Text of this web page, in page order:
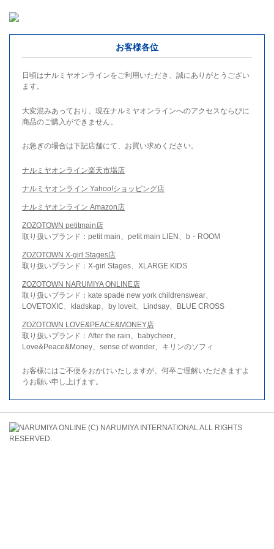
お客様各位
日頃はナルミヤオンラインをご利用いただき、誠にありがとうござい
ます。
大変混みあっており、現在ナルミヤオンラインへのアクセスならびに
商品のご購入ができません。
お急ぎの場合は下記店舗にて、お買い求めください。
ナルミヤオンライン楽天市場店
ナルミヤオンライン Yahoo!ショッピング店
ナルミヤオンライン Amazon店
ZOZOTOWN petitmain店
取り扱いブランド：petit main、petit main LIEN、b・ROOM
ZOZOTOWN X-girl Stages店
取り扱いブランド：X-girl Stages、XLARGE KIDS
ZOZOTOWN NARUMIYA ONLINE店
取り扱いブランド：kate spade new york childrenswear、
LOVETOXIC、kladskap、by loveit、Lindsay、BLUE CROSS
ZOZOTOWN LOVE&PEACE&MONEY店
取り扱いブランド：After the rain、babycheer、
Love&Peace&Money、sense of wonder、キリンのソフィ
お客様にはご不便をおかけいたしますが、何卒ご理解いただきますよ
うお願い申し上げます。